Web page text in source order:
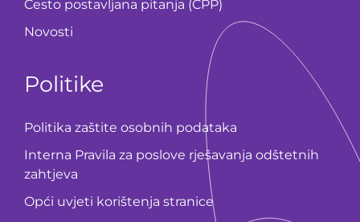
Često postavljana pitanja (ČPP)
Novosti
Politike
Politika zaštite osobnih podataka
Interna Pravila za poslove rješavanja odštetnih
zahtjeva
Opći uvjeti korištenja stranice